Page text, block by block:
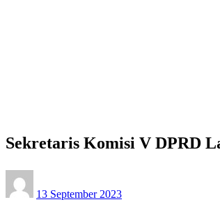
Sekretaris Komisi V DPRD
on
13 September 2023